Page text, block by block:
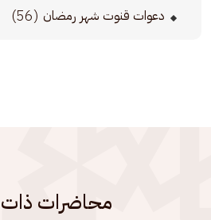
دعوات قنوت شهر رمضان (56)
محاضرات ذات